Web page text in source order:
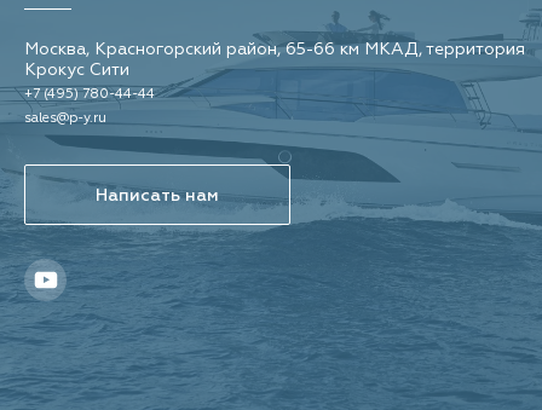
Москва, Красногорский район, 65-66 км МКАД, территория
Крокус Сити
+7 (495) 780-44-44
sales@p-y.ru
Написать нам